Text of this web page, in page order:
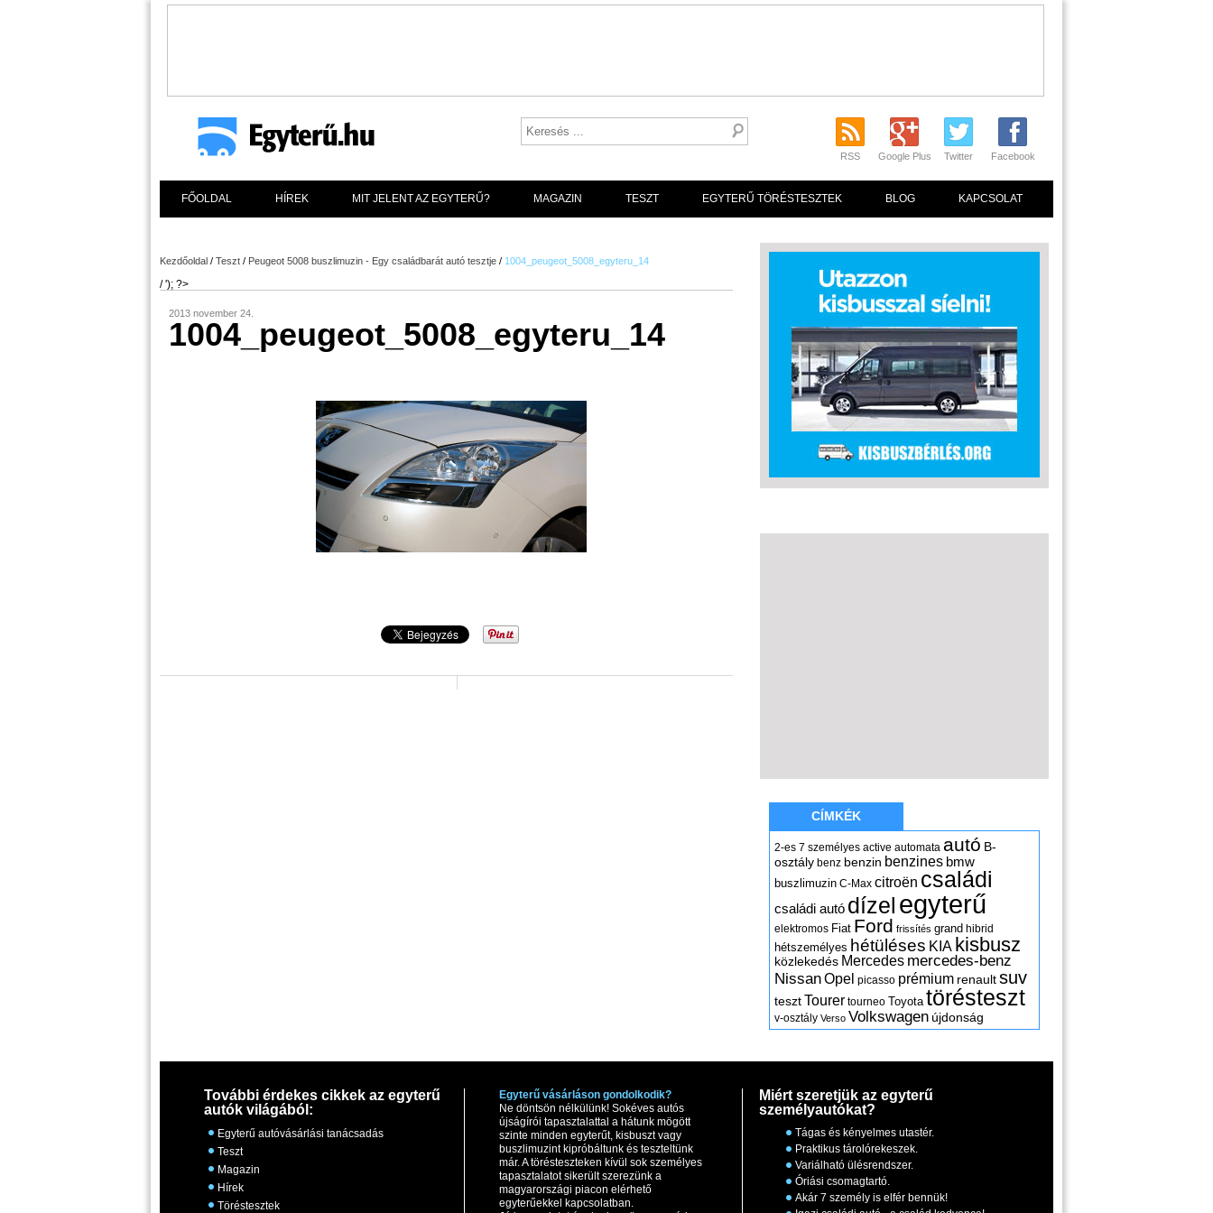
RSS Google Plus Twitter Facebook
FŐOLDAL HÍREK MIT JELENT AZ EGYTERŰ? MAGAZIN TESZT EGYTERŰ TÖRÉSTESZTEK BLOG KAPCSOLAT
Kezdőoldal / Teszt / Peugeot 5008 buszlimuzin - Egy családbarát autó tesztje / 1004_peugeot_5008_egyteru_14
/ '); ?>
2013 november 24.
1004_peugeot_5008_egyteru_14
CÍMKÉK
2-es 7 személyes active automata autó B-
osztály benz benzin benzines bmw
buszlimuzin C-Max citroën családi
családi autó dízel egyterű
elektromos Fiat Ford frissítés grand hibrid
hétszemélyes hétüléses KIA kisbusz
közlekedés Mercedes mercedes-benz
NissanOpel picasso prémium renaultsuv
tesztTourer tourneo Toyota törésteszt
v-osztály Verso Volkswagen újdonság
További érdekes cikkek az egyterű
autók világából:
Egyterű autóvásárlási tanácsadás
Teszt
Magazin
Hírek
Töréstesztek
Egyterű vásárláson gondolkodik?
Ne döntsön nélkülünk! Sokéves autós
újságírói tapasztalattal a hátunk mögött
szinte minden egyterűt, kisbuszt vagy
buszlimuzint kipróbáltunk és teszteltünk
már. A törésteszteken kívül sok személyes
tapasztalatot sikerült szerezünk a
magyarországi piacon elérhető
egyterűekkel kapcsolatban.
Miért szeretjük az egyterű
személyautókat?
Tágas és kényelmes utastér.
Praktikus tárolórekeszek.
Variálható ülésrendszer.
Óriási csomagtartó.
Akár 7 személy is elfér bennük!